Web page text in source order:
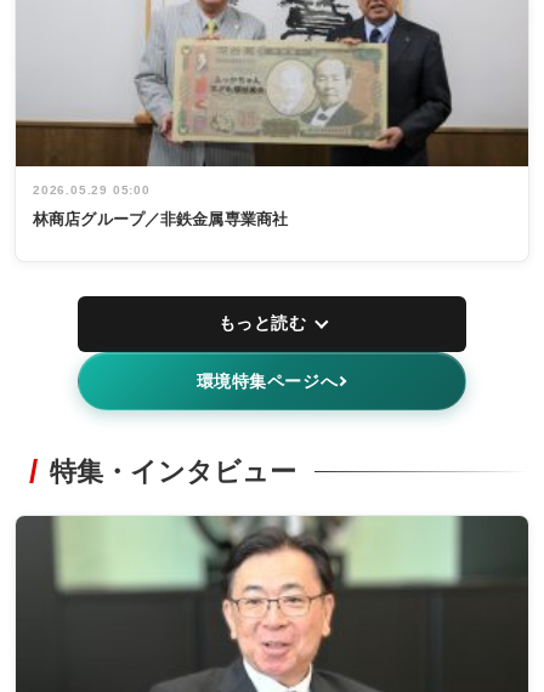
2026.05.29 05:00
林商店グループ／非鉄金属専業商社
もっと読む
環境特集ページへ
特集・インタビュー